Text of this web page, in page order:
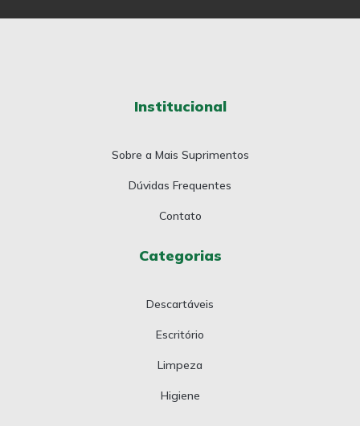
Institucional
Sobre a Mais Suprimentos
Dúvidas Frequentes
Contato
Categorias
Descartáveis
Escritório
Limpeza
Higiene